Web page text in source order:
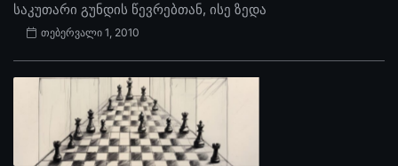
საკუთარი გუნდის წევრებთან, ისე ზედა
თებერვალი 1, 2010